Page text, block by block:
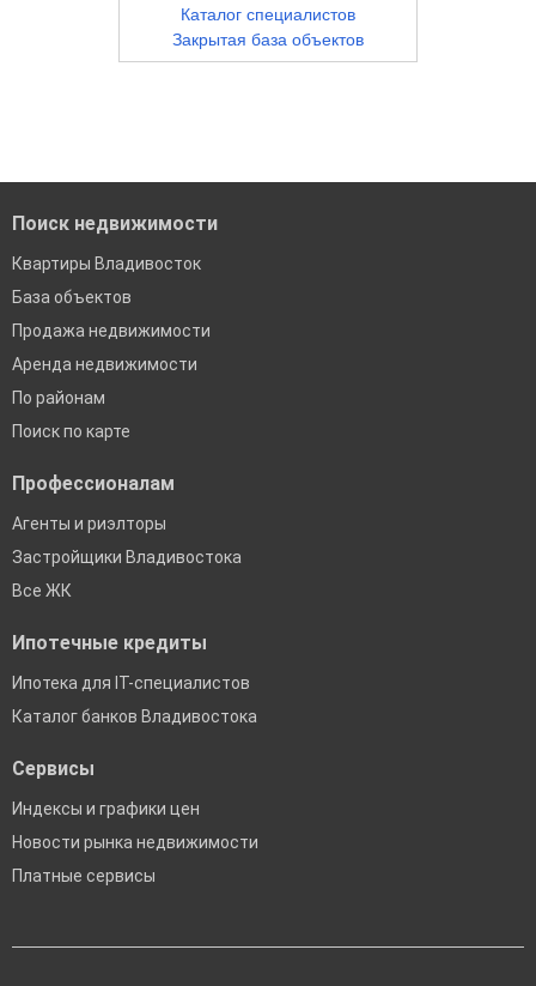
Каталог специалистов
Закрытая база объектов
Поиск недвижимости
Квартиры Владивосток
База объектов
Продажа недвижимости
Аренда недвижимости
По районам
Поиск по карте
Профессионалам
Агенты и риэлторы
Застройщики Владивостока
Все ЖК
Ипотечные кредиты
Ипотека для IT-специалистов
Каталог банков Владивостока
Сервисы
Индексы и графики цен
Новости рынка недвижимости
Платные сервисы